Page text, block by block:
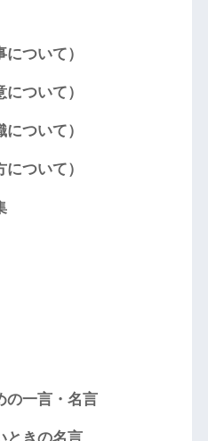
ついて）
ついて）
ついて）
ついて）
の一言・名言
ときの名言